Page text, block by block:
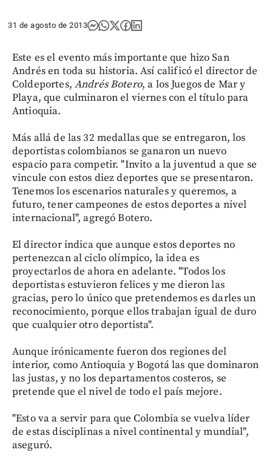
31 de agosto de 2013
Este es el evento más importante que hizo San
Andrés en toda su historia. Así calificó el director de
Coldeportes, Andrés Botero, a los Juegos de Mar y
Playa, que culminaron el viernes con el título para
Antioquia.
Más allá de las 32 medallas que se entregaron, los
deportistas colombianos se ganaron un nuevo
espacio para competir. "Invito a la juventud a que se
vincule con estos diez deportes que se presentaron.
Tenemos los escenarios naturales y queremos, a
futuro, tener campeones de estos deportes a nivel
internacional", agregó Botero.
El director indica que aunque estos deportes no
pertenezcan al ciclo olímpico, la idea es
proyectarlos de ahora en adelante. "Todos los
deportistas estuvieron felices y me dieron las
gracias, pero lo único que pretendemos es darles un
reconocimiento, porque ellos trabajan igual de duro
que cualquier otro deportista".
Aunque irónicamente fueron dos regiones del
interior, como Antioquia y Bogotá las que dominaron
las justas, y no los departamentos costeros, se
pretende que el nivel de todo el país mejore.
"Esto va a servir para que Colombia se vuelva líder
de estas disciplinas a nivel continental y mundial",
aseguró.